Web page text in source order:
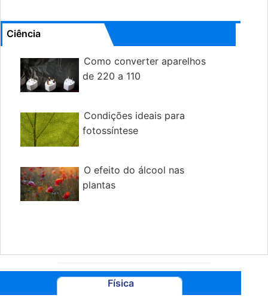
Ciência
Como converter aparelhos
de 220 a 110
Condições ideais para
fotossíntese
O efeito do álcool nas
plantas
Física